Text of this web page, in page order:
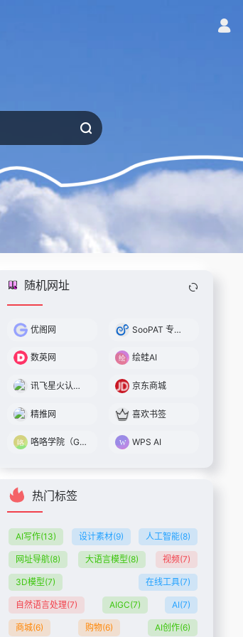
随机网址
优阁网 SooPAT 专利搜索
数英网 绘蛙AI
讯飞星火认知大模型 京东商城
精推网 喜欢书签
咯咯学院（Giggle Academy中文站） WPS AI
热门标签
AI写作(13) 设计素材(9) 人工智能(8)
网址导航(8) 大语言模型(8) 视频(7)
3D模型(7) 在线工具(7)
自然语言处理(7) AIGC(7) AI(7)
商城(6) 购物(6) AI创作(6)